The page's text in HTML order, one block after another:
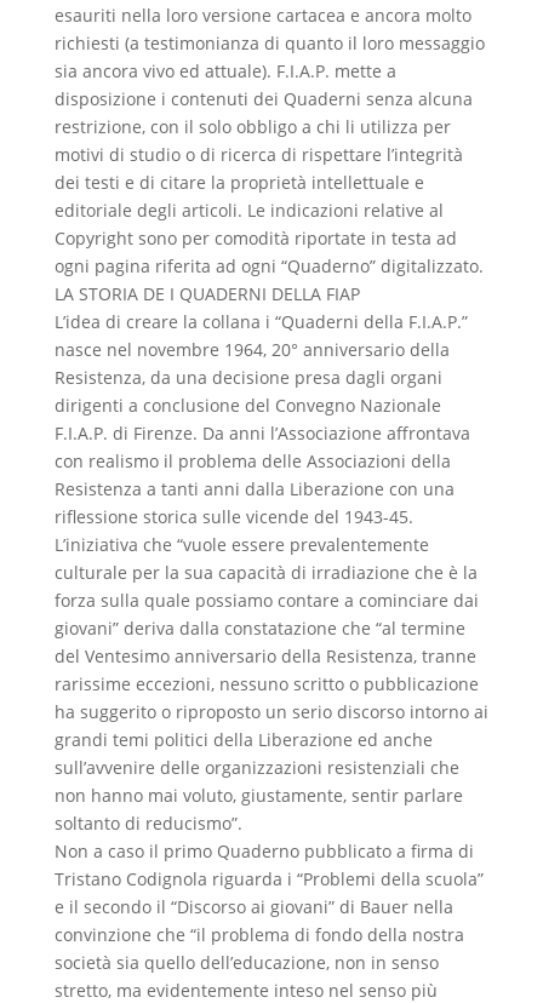
esauriti nella loro versione cartacea e ancora molto
richiesti (a testimonianza di quanto il loro messaggio
sia ancora vivo ed attuale). F.I.A.P. mette a
disposizione i contenuti dei Quaderni senza alcuna
restrizione, con il solo obbligo a chi li utilizza per
motivi di studio o di ricerca di rispettare l’integrità
dei testi e di citare la proprietà intellettuale e
editoriale degli articoli. Le indicazioni relative al
Copyright sono per comodità riportate in testa ad
ogni pagina riferita ad ogni “Quaderno” digitalizzato.
LA STORIA DE I QUADERNI DELLA FIAP
L’idea di creare la collana i “Quaderni della F.I.A.P.”
nasce nel novembre 1964, 20° anniversario della
Resistenza, da una decisione presa dagli organi
dirigenti a conclusione del Convegno Nazionale
F.I.A.P. di Firenze. Da anni l’Associazione affrontava
con realismo il problema delle Associazioni della
Resistenza a tanti anni dalla Liberazione con una
riflessione storica sulle vicende del 1943-45.
L’iniziativa che “vuole essere prevalentemente
culturale per la sua capacità di irradiazione che è la
forza sulla quale possiamo contare a cominciare dai
giovani” deriva dalla constatazione che “al termine
del Ventesimo anniversario della Resistenza, tranne
rarissime eccezioni, nessuno scritto o pubblicazione
ha suggerito o riproposto un serio discorso intorno ai
grandi temi politici della Liberazione ed anche
sull’avvenire delle organizzazioni resistenziali che
non hanno mai voluto, giustamente, sentir parlare
soltanto di reducismo”.
Non a caso il primo Quaderno pubblicato a firma di
Tristano Codignola riguarda i “Problemi della scuola”
e il secondo il “Discorso ai giovani” di Bauer nella
convinzione che “il problema di fondo della nostra
società sia quello dell’educazione, non in senso
stretto, ma evidentemente inteso nel senso più